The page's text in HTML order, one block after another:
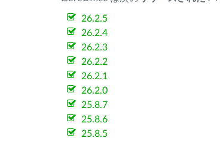
26.2.5
26.2.4
26.2.3
26.2.2
26.2.1
26.2.0
25.8.7
25.8.6
25.8.5